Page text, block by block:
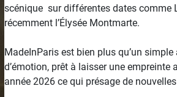
scénique sur différentes dates comme
récemment l’Élysée Montmarte.
MadeInParis est bien plus qu’un
d’émotion, prêt à laisser une
année 2026 ce qui présage de